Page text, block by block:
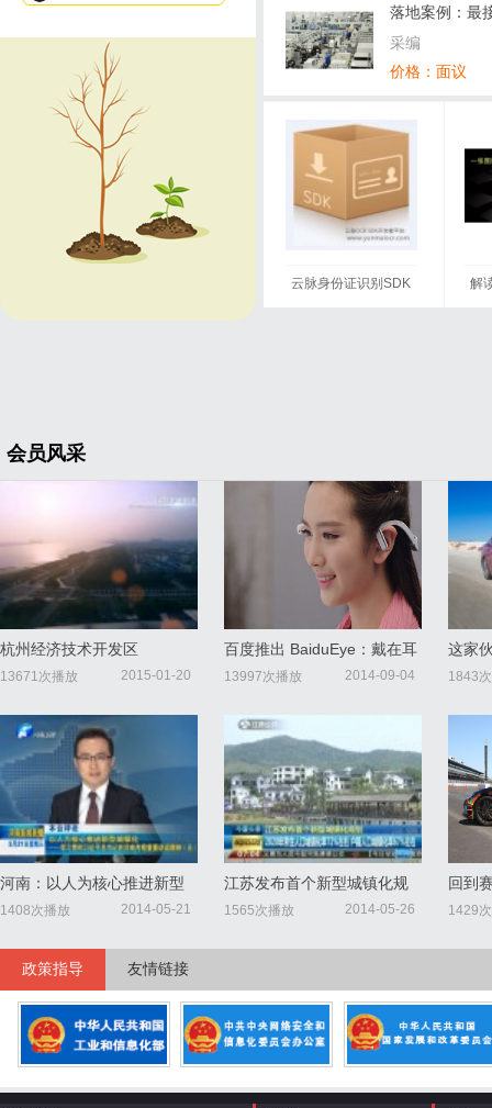
落地案例：最
贝格电子制造
采编
价格：面议
云脉身份证识别SDK 解
会员风采
杭州经济技术开发区
2015-01-20
13671次播放
百度推出 BaiduEye：戴在耳
朵上的“百度知道”
2014-09-04
13997次播放
这家
座让
1843
河南：以人为核心推进新型
城镇化—学习贯彻习近平总
2014-05-21
1408次播放
江苏发布首个新型城镇化规
划 2020年常住人口城镇化率
2014-05-26
1565次播放
回到
驾驶
1429
政策指导 友情链接